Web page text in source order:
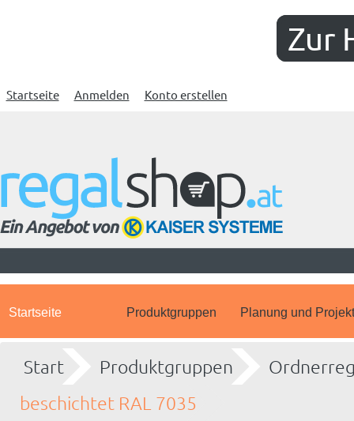
Zur
Startseite Anmelden Konto erstellen
Startseite Produktgruppen Planung und
Start Produktgruppen
beschichtet RAL 7035